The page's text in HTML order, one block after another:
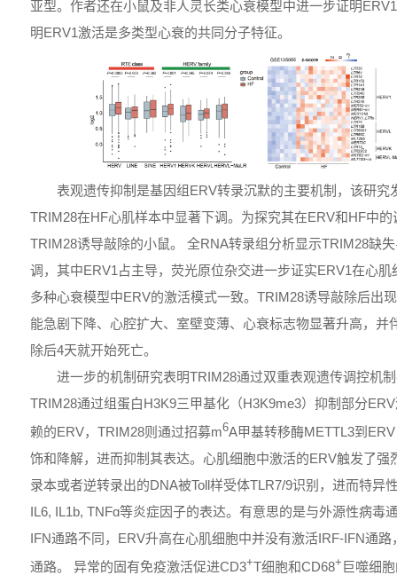
亚型。作者还在小鼠及非人灵长类心衰模型中进一步证明
明ERV1激活是多类型心衰的共同分子特征。
表观遗传抑制是基因组ERV转录沉默的主要机制，该研究
TRIM28在HF心肌样本中显著下调。为探究其在ERV和HF中
TRIM28诱导敲除的小鼠。 全RNA转录组分析显示TRIM28缺
调，其中ERV1占主导，荧光原位杂交进一步证实ERV1在心
多种心衰模型中ERV的激活模式一致。TRIM28诱导敲除后出
能急剧下降、心腔扩大、室壁变薄、心衰标志物显著升高，并
除后4天就开始死亡。
进一步的机制研究表明TRIM28通过双重表观遗传调控机
TRIM28通过组蛋白H3K9三甲基化（H3K9me3）抑制部分
赖的ERV，TRIM28则通过招募m6A甲基转移酶METTL3到
饰和降解，进而抑制其表达。心肌细胞中激活的ERV触发了强
录本或者逆转录出的DNA被Toll样受体TLR7/9识别，进而特异
IL6, IL1b, TNFɑ等炎症因子的表达。有意思的是与外源性病毒
IFN通路不同，ERV升高在心肌细胞中并没有激活IRF-IFN通
通路。 异常的固有免疫激活促进CD3+T细胞和CD68+ 巨噬细